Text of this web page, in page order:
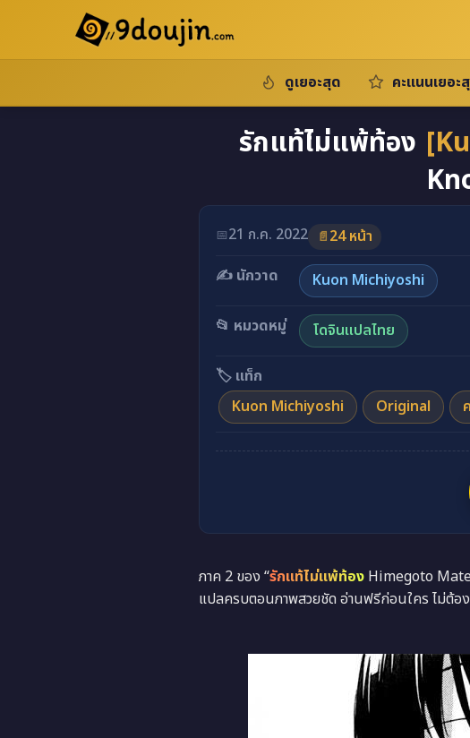
ดูเยอะสุด คะแนนเยอะ
รักแท้ไม่แพ้ท้อง
📅21 ก.ค. 2022 📄24 หน้า
✍️ นักวาด
Kuon Michiyoshi
📂 หมวดหมู่ โดจินแปลไทย
🏷️ แท็ก
Kuon Michiyoshi
Original
ภาค 2 ของ “รักแท้ไม่แพ้ท้อง Himegoto
แปลครบตอนภาพสวยชัด อ่านฟรีก่อนใคร ไม่ต้